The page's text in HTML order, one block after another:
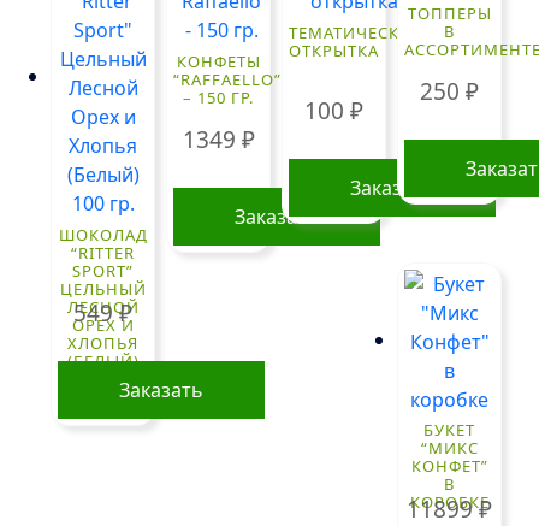
ШОКОЛАД
“RITTER
SPORT”
ЦЕЛЬНЫЙ
ЛЕСНОЙ
ОРЕХ И
ХЛОПЬЯ
(БЕЛЫЙ)
100 ГР.
549₽
Заказать
КОНФЕТЫ
“RAFFAELLO”
– 150 ГР.
1349 ₽
Заказать
ТЕМАТИЧЕСКАЯ
ОТКРЫТКА
100₽
Заказать
ТОППЕРЫ
В
250₽
БУКЕТ
“МИКС
КОНФЕТ”
В
КОРОБКЕ
11899₽